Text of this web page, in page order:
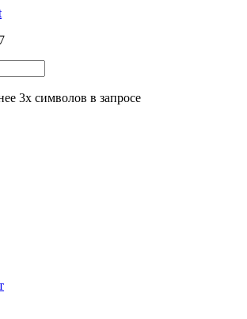
3х символов в запросе